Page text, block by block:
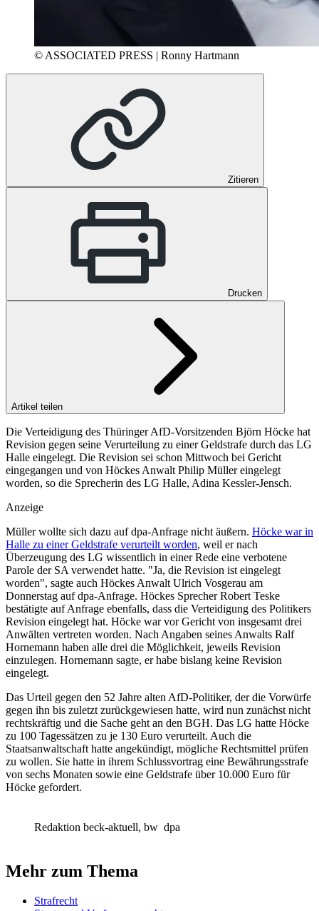
© ASSOCIATED PRESS | Ronny Hartmann
Zitieren
Drucken
Artikel teilen
Die Verteidigung des Thüringer AfD-Vorsitzenden Björn Höcke hat
Revision gegen seine Verurteilung zu einer Geldstrafe durch das LG
Halle eingelegt. Die Revision sei schon Mittwoch bei Gericht
eingegangen und von Höckes Anwalt Philip Müller eingelegt
worden, so die Sprecherin des LG Halle, Adina Kessler-Jensch.
Anzeige
Müller wollte sich dazu auf dpa-Anfrage nicht äußern. Höcke war in
Halle zu einer Geldstrafe verurteilt worden, weil er nach
Überzeugung des LG wissentlich in einer Rede eine verbotene
Parole der SA verwendet hatte. "Ja, die Revision ist eingelegt
worden", sagte auch Höckes Anwalt Ulrich Vosgerau am
Donnerstag auf dpa-Anfrage. Höckes Sprecher Robert Teske
bestätigte auf Anfrage ebenfalls, dass die Verteidigung des Politikers
Revision eingelegt hat. Höcke war vor Gericht von insgesamt drei
Anwälten vertreten worden. Nach Angaben seines Anwalts Ralf
Hornemann haben alle drei die Möglichkeit, jeweils Revision
einzulegen. Hornemann sagte, er habe bislang keine Revision
eingelegt.
Das Urteil gegen den 52 Jahre alten AfD-Politiker, der die Vorwürfe
gegen ihn bis zuletzt zurückgewiesen hatte, wird nun zunächst nicht
rechtskräftig und die Sache geht an den BGH. Das LG hatte Höcke
zu 100 Tagessätzen zu je 130 Euro verurteilt. Auch die
Staatsanwaltschaft hatte angekündigt, mögliche Rechtsmittel prüfen
zu wollen. Sie hatte in ihrem Schlussvortrag eine Bewährungsstrafe
von sechs Monaten sowie eine Geldstrafe über 10.000 Euro für
Höcke gefordert.
Redaktion beck-aktuell, bw dpa
Mehr zum Thema
Strafrecht